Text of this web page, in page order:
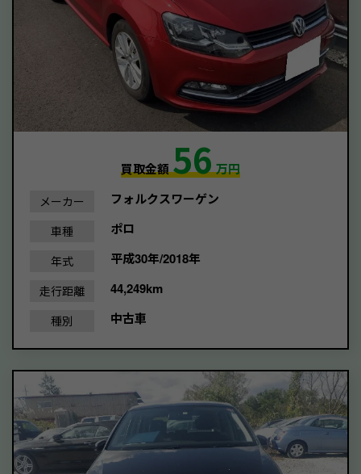
買取金額56万円
メーカー フォルクスワーゲン
車種 ポロ
年式 平成30年/2018年
走行距離 44,249km
種別 中古車